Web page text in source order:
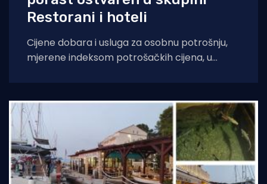
Restorani i hoteli
Cijene dobara i usluga za osobnu potrošnju,
mjerene indeksom potrošačkih cijena, u